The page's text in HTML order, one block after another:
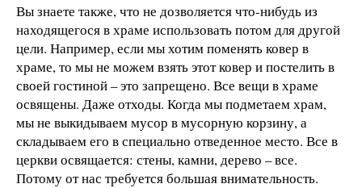
Вы знаете также, что не дозволяется что-нибудь из
находящегося в храме использовать потом для другой
цели. Например, если мы хотим поменять ковер в
храме, то мы не можем взять этот ковер и постелить в
своей гостиной – это запрещено. Все вещи в храме
освящены. Даже отходы. Когда мы подметаем храм,
мы не выкидываем мусор в мусорную корзину, а
складываем его в специально отведенное место. Все в
церкви освящается: стены, камни, дерево – все.
Потому от нас требуется большая внимательность.